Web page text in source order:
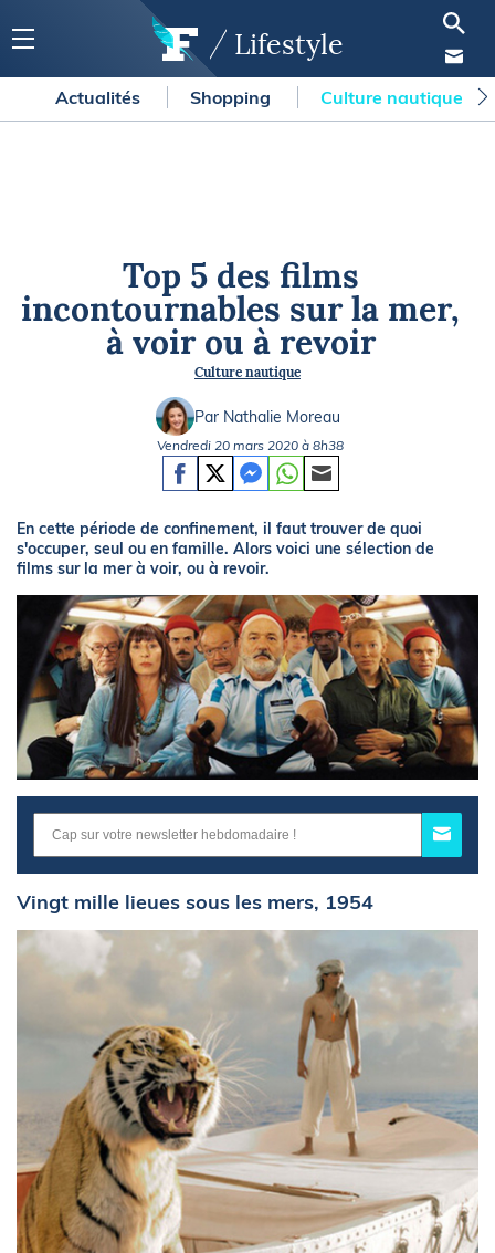
Lifestyle
Actualités Shopping Culture nautique
Top 5 des films
incontournables sur la mer,
à voir ou à revoir
Culture nautique
Par Nathalie Moreau
Vendredi 20 mars 2020 à 8h38
En cette période de confinement, il faut trouver de quoi
s'occuper, seul ou en famille. Alors voici une sélection de
films sur la mer à voir, ou à revoir.
Vingt mille lieues sous les mers, 1954